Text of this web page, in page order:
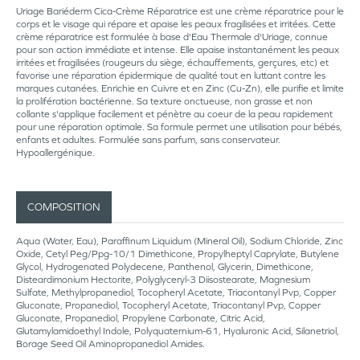
Uriage Bariéderm Cica-Crème Réparatrice est une crème réparatrice pour le
corps et le visage qui répare et apaise les peaux fragilisées et irritées. Cette
crème réparatrice est formulée à base d'Eau Thermale d'Uriage, connue
pour son action immédiate et intense. Elle apaise instantanément les peaux
irritées et fragilisées (rougeurs du siège, échauffements, gerçures, etc) et
favorise une réparation épidermique de qualité tout en luttant contre les
marques cutanées. Enrichie en Cuivre et en Zinc (Cu-Zn), elle purifie et limite
la prolifération bactérienne. Sa texture onctueuse, non grasse et non
collante s'applique facilement et pénètre au coeur de la peau rapidement
pour une réparation optimale. Sa formule permet une utilisation pour bébés,
enfants et adultes. Formulée sans parfum, sans conservateur.
Hypoallergénique.
COMPOSITION
Aqua (Water, Eau), Paraffinum Liquidum (Mineral Oil), Sodium Chloride, Zinc
Oxide, Cetyl Peg/Ppg-10/1 Dimethicone, Propylheptyl Caprylate, Butylene
Glycol, Hydrogenated Polydecene, Panthenol, Glycerin, Dimethicone,
Disteardimonium Hectorite, Polyglyceryl-3 Diisostearate, Magnesium
Sulfate, Methylpropanediol, Tocopheryl Acetate, Triacontanyl Pvp, Copper
Gluconate, Propanediol, Tocopheryl Acetate, Triacontanyl Pvp, Copper
Gluconate, Propanediol, Propylene Carbonate, Citric Acid,
Glutamylamidoethyl Indole, Polyquaternium-61, Hyaluronic Acid, Silanetriol,
Borage Seed Oil Aminopropanediol Amides.